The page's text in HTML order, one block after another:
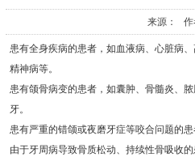
来源： 作
患有全身疾病的患者，如血液病、心脏病
精神病等。
患有颌骨病变的患者，如囊肿、骨髓炎、
牙。
患有严重的错颌或夜磨牙症等咬合问题的患
由于牙周病导致骨质松动、持续性骨吸收